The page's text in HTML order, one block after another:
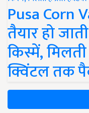
Pusa Corn
तैयार हो
किस्में,
क्विंटल तक